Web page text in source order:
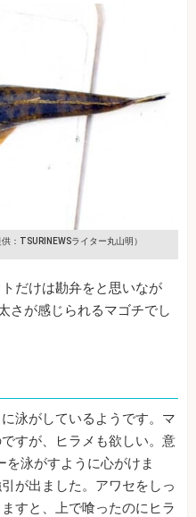
供：TSURINEWSライター丸山明）
だけは勘弁をと思いなが
さが感じられるマゴチでし
泳がしているようです。マ
すが、ヒラメも欲しい。意
泳がすように心がけま
が出ました。アワセをしっ
すと、上で喰ったのにヒラ